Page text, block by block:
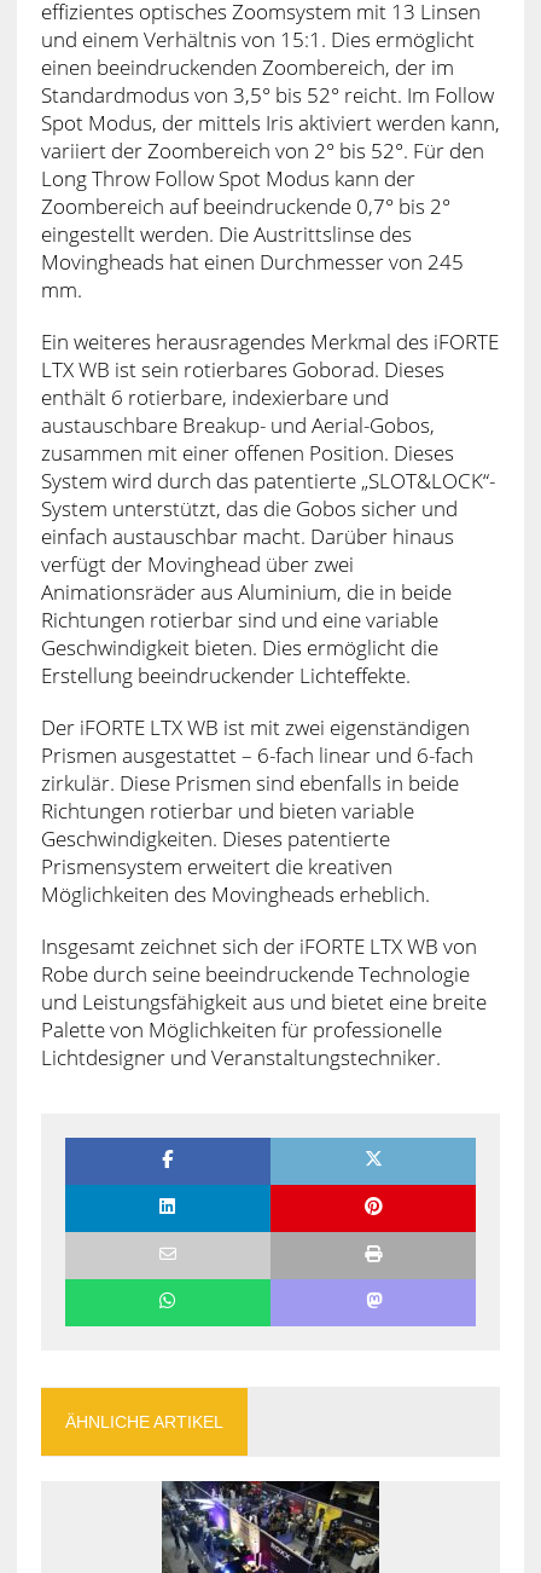
effizientes optisches Zoomsystem mit 13 Linsen
und einem Verhältnis von 15:1. Dies ermöglicht
einen beeindruckenden Zoombereich, der im
Standardmodus von 3,5° bis 52° reicht. Im Follow
Spot Modus, der mittels Iris aktiviert werden kann,
variiert der Zoombereich von 2° bis 52°. Für den
Long Throw Follow Spot Modus kann der
Zoombereich auf beeindruckende 0,7° bis 2°
eingestellt werden. Die Austrittslinse des
Movingheads hat einen Durchmesser von 245
mm.
Ein weiteres herausragendes Merkmal des iFORTE
LTX WB ist sein rotierbares Goborad. Dieses
enthält 6 rotierbare, indexierbare und
austauschbare Breakup- und Aerial-Gobos,
zusammen mit einer offenen Position. Dieses
System wird durch das patentierte „SLOT&LOCK“-
System unterstützt, das die Gobos sicher und
einfach austauschbar macht. Darüber hinaus
verfügt der Movinghead über zwei
Animationsräder aus Aluminium, die in beide
Richtungen rotierbar sind und eine variable
Geschwindigkeit bieten. Dies ermöglicht die
Erstellung beeindruckender Lichteffekte.
Der iFORTE LTX WB ist mit zwei eigenständigen
Prismen ausgestattet – 6-fach linear und 6-fach
zirkulär. Diese Prismen sind ebenfalls in beide
Richtungen rotierbar und bieten variable
Geschwindigkeiten. Dieses patentierte
Prismensystem erweitert die kreativen
Möglichkeiten des Movingheads erheblich.
Insgesamt zeichnet sich der iFORTE LTX WB von
Robe durch seine beeindruckende Technologie
und Leistungsfähigkeit aus und bietet eine breite
Palette von Möglichkeiten für professionelle
Lichtdesigner und Veranstaltungstechniker.
ÄHNLICHE ARTIKEL